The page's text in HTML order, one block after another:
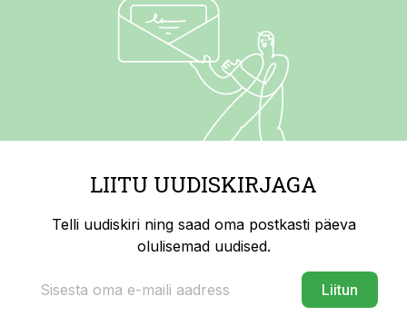
LIITU UUDISKIRJAGA
Telli uudiskiri ning saad oma postkasti päeva
olulisemad uudised.
Liitun